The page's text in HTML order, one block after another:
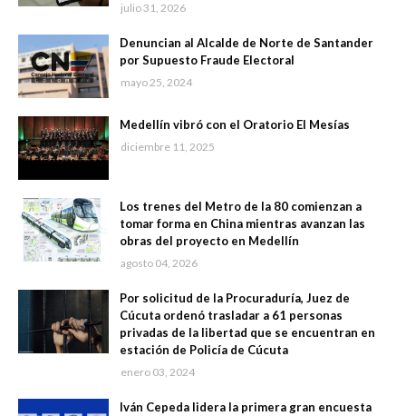
julio 31, 2026
Denuncian al Alcalde de Norte de Santander
por Supuesto Fraude Electoral
mayo 25, 2024
Medellín vibró con el Oratorio El Mesías
diciembre 11, 2025
Los trenes del Metro de la 80 comienzan a
tomar forma en China mientras avanzan las
obras del proyecto en Medellín
agosto 04, 2026
Por solicitud de la Procuraduría, Juez de
Cúcuta ordenó trasladar a 61 personas
privadas de la libertad que se encuentran en
estación de Policía de Cúcuta
enero 03, 2024
Iván Cepeda lidera la primera gran encuesta